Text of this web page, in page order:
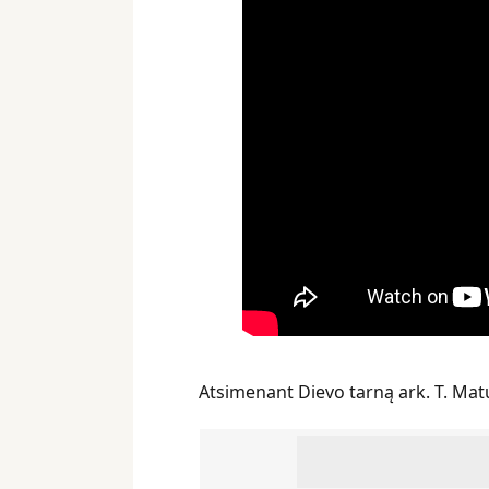
Atsimenant Dievo tarną ark. T.